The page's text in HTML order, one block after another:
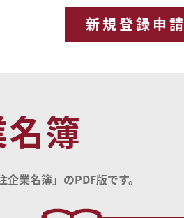
新規登録申請
簿
業名簿」のPDF版です。